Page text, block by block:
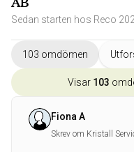
Sedan starten hos Reco
103 omdömen
Visar 103
Fiona A
Skrev om Kristall